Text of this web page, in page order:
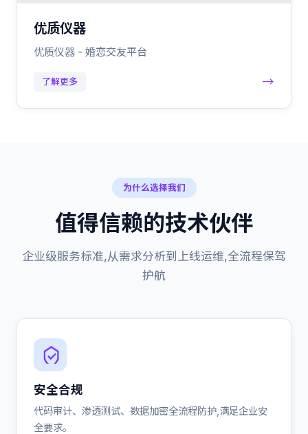
优质仪器
优质仪器 - 婚恋交友平台
了解更多 →
为什么选择我们
值得信赖的技术伙伴
企业级服务标准,从需求分析到上线运维,全流程保驾
护航
安全合规
代码审计、渗透测试、数据加密全流程防护,满足企业安
全要求。